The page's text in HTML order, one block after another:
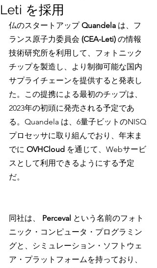
Leti を採用
仏のスタートアップ Quandela は、フ
ランス原子力委員会 (CEA-Leti) の情報
技術研究所を利用して、フォトニック
チップを製造し、より制御可能な国内
サプライチェーンを提供すると発表し
た。この提携による最初のチップは、
2023年の初頭に発売される予定であ
る。Quandela は、6量子ビットのNISQ
プロセッサに取り組んでおり、年末ま
でに OVHCloud を通じて、Webサービ
スとして利用できるようにする予定
だ。
同社は、 Perceval という名前のフォト
ニック・コンピュータ・プログラミン
グと、シミュレーション・ソフトウェ
ア・プラットフォームを持っており、